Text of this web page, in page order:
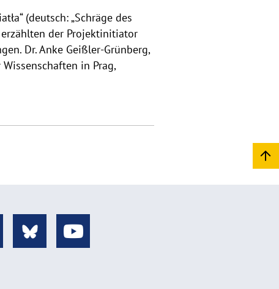
(deutsch: „Schräge des
der Projektinitiator
Dr. Anke Geißler-Grünberg,
in Prag,